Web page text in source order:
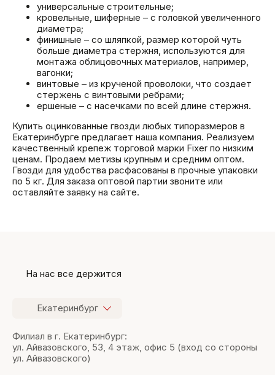
универсальные строительные;
кровельные, шиферные – с головкой увеличенного
диаметра;
финишные – со шляпкой, размер которой чуть
больше диаметра стержня, используются для
монтажа облицовочных материалов, например,
вагонки;
винтовые – из крученой проволоки, что создает
стержень с винтовыми ребрами;
ершеные – с насечками по всей длине стержня.
Купить оцинкованные гвозди любых типоразмеров в
Екатеринбурге предлагает наша компания. Реализуем
качественный крепеж торговой марки Fixer по низким
ценам. Продаем метизы крупным и средним оптом.
Гвозди для удобства расфасованы в прочные упаковки
по 5 кг. Для заказа оптовой партии звоните или
оставляйте заявку на сайте.
На нас все держится
Екатеринбург
Филиал в г. Екатеринбург:
ул. Айвазовского, 53, 4 этаж, офис 5 (вход со стороны
ул. Айвазовского)